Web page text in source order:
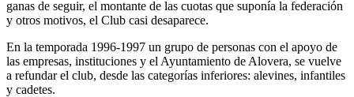
ganas de seguir, el montante de las cuotas que suponía la federación
y otros motivos, el Club casi desaparece.
En la temporada 1996-1997 un grupo de personas con el apoyo de
las empresas, instituciones y el Ayuntamiento de Alovera, se vuelve
a refundar el club, desde las categorías inferiores: alevines, infantiles
y cadetes.